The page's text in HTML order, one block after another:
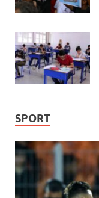
SPORT